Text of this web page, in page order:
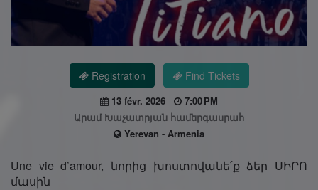
Registration Find Tickets
13 févr. 2026
7:00 PM
Արամ Խաչատրյան համերգասրահ
Yerevan - Armenia
Une vie d’amour, նորից խոստովանե՛ք ձեր ՍԻՐՈ
մասին